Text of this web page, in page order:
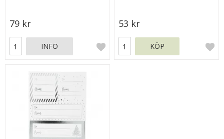
79 kr
INFO
53 kr
KÖP